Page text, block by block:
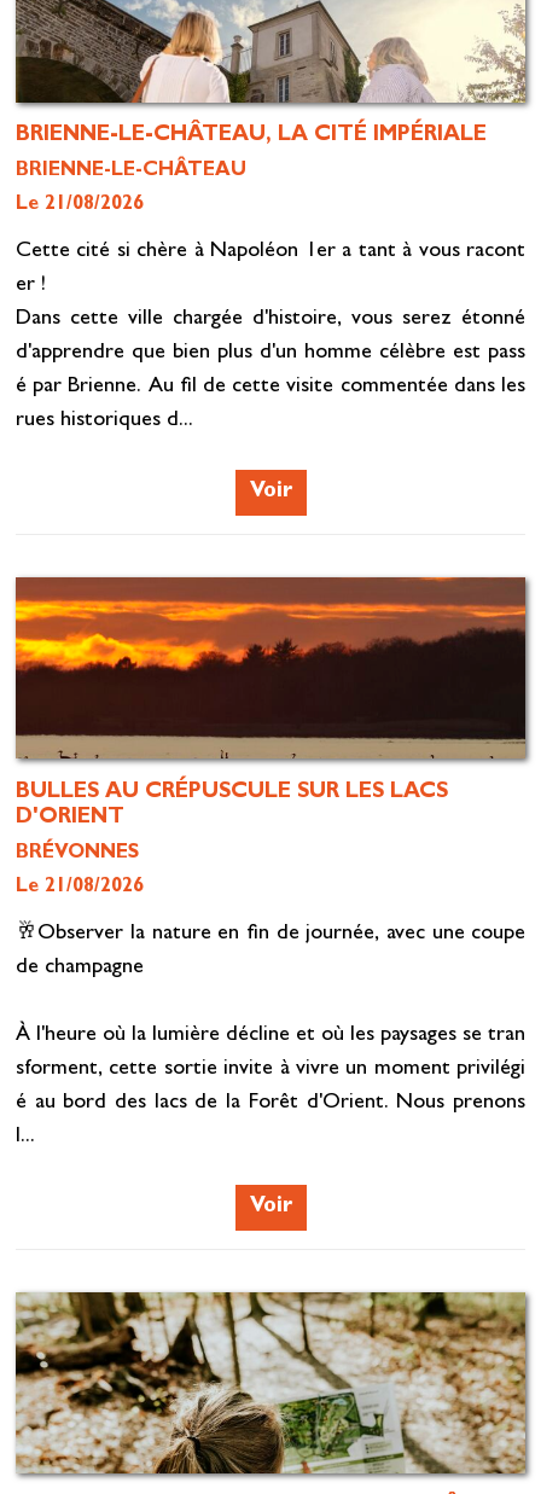
BRIENNE-LE-CHÂTEAU, LA CITÉ IMPÉRIALE
BRIENNE-LE-CHÂTEAU
Le 21/08/2026
Cette cité si chère à Napoléon 1er a tant à vous racont
er !
Dans cette ville chargée d'histoire, vous serez étonné
d'apprendre que bien plus d'un homme célèbre est pass
é par Brienne. Au fil de cette visite commentée dans les
rues historiques d...
Voir
BULLES AU CRÉPUSCULE SUR LES LACS
D'ORIENT
BRÉVONNES
Le 21/08/2026
🥂Observer la nature en fin de journée, avec une coupe
de champagne
À l'heure où la lumière décline et où les paysages se tran
sforment, cette sortie invite à vivre un moment privilégi
é au bord des lacs de la Forêt d'Orient. Nous prenons
l...
Voir